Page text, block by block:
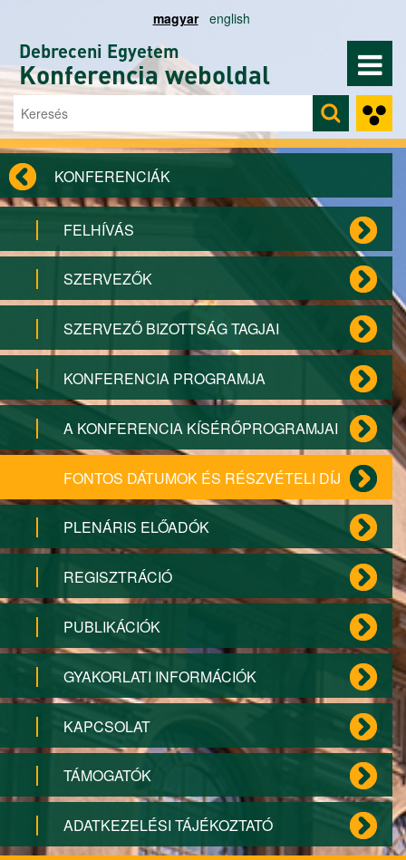
magyar english
Debreceni Egyetem
Konferencia weboldal
Keresés űrlap
Keresés
KONFERENCIÁK
FELHÍVÁS
SZERVEZŐK
SZERVEZŐ BIZOTTSÁG TAGJAI
KONFERENCIA PROGRAMJA
A KONFERENCIA KÍSÉRŐPROGRAMJAI
FONTOS DÁTUMOK ÉS RÉSZVÉTELI DÍJ
PLENÁRIS ELŐADÓK
REGISZTRÁCIÓ
PUBLIKÁCIÓK
GYAKORLATI INFORMÁCIÓK
KAPCSOLAT
TÁMOGATÓK
ADATKEZELÉSI TÁJÉKOZTATÓ